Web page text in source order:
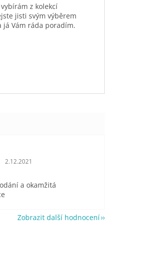
z kolekcí
jisti svým výběrem
Vám ráda poradím.
Hodnocení obchodu je 5 z 5 hvězdiček.
2.12.2021
a okamžitá
Zobrazit další hodnocení